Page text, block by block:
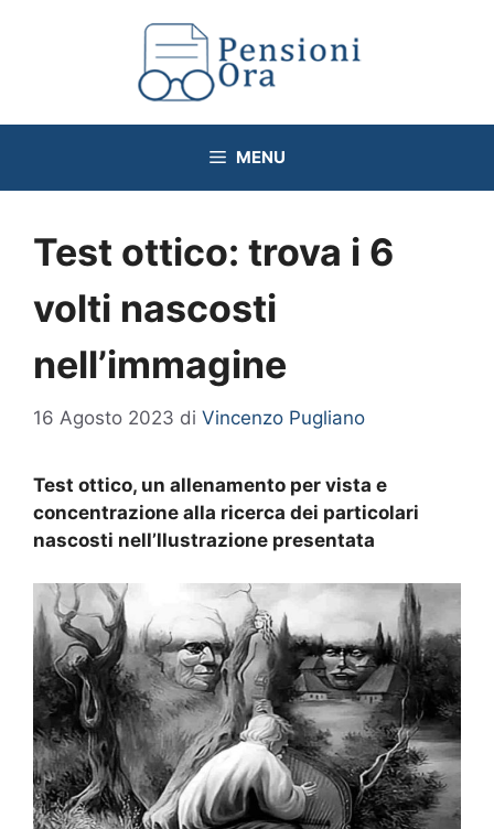
MENU
Test ottico: trova i 6
volti nascosti
nell’immagine
16 Agosto 2023 di Vincenzo Pugliano
Test ottico, un allenamento per vista e
concentrazione alla ricerca dei particolari
nascosti nell’llustrazione presentata